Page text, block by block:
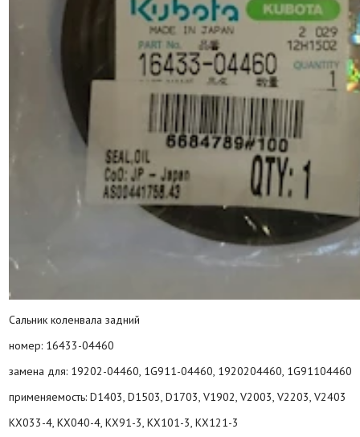
Сальник коленвала задний
номер: 16433-04460
замена для: 19202-04460, 1G911-04460, 1920204460, 1G91104460
применяемость: D1403, D1503, D1703, V1902, V2003, V2203, V2403
KX033-4, KX040-4, KX91-3, KX101-3, KX121-3